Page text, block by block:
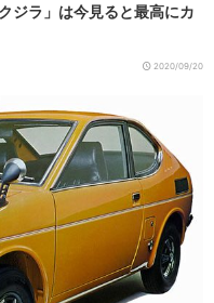
ジラ」は今見ると最高にカ
2020/09/20